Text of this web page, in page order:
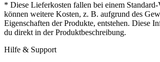
* Diese Lieferkosten fallen bei einem Standard-
können weitere Kosten, z. B. aufgrund des
Eigenschaften der Produkte, entstehen. Diese
du direkt in der Produktbeschreibung.
Hilfe & Support